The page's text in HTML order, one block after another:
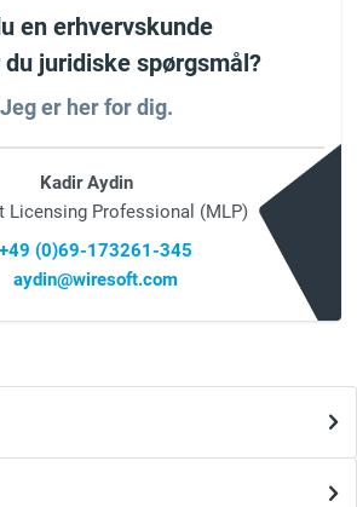
en erhvervskunde
juridiske spørgsmål?
Jeg er her for dig.
Kadir Aydin
Licensing Professional (MLP)
+49 (0)69-173261-345
aydin@wiresoft.com